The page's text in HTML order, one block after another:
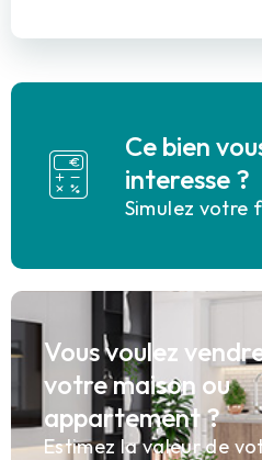
Ce bien
interesse ?
Simulez votre
Vous voulez
votre maison ou
appartement ?
Estimez la valeur de